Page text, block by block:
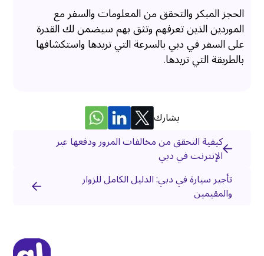
الحجز المبكر والتحقق من المعلومات والسفر مع
الموردين الذين تعرفهم وتثق بهم سيضمن لك القدرة
على السفر في دبي بالسرعة التي تريدها واستكشافها
بالطريقة التي تريدها.
يشارك
كيفية التحقق من مخالفات المرور ودفعها عبر
الإنترنت في دبي
تأجير سيارة في دبي: الدليل الكامل للزوار
والمقيمين